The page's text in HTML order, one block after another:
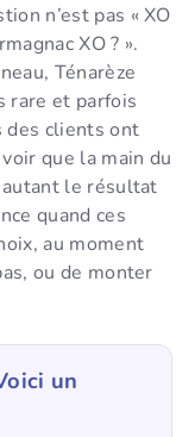
n’est pas « XO
XO ? ».
Ténarèze
rare et parfois
des clients ont
que la main du
autant le résultat
quand ces
au moment
ou de monter
un